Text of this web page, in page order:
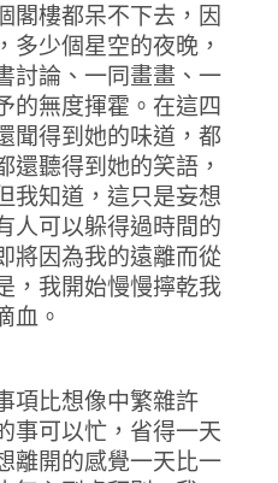
閣樓都呆不下去，因
多少個星空的夜晚，
討論、一同畫畫、一
的無度揮霍。在這四
聞得到她的味道，都
還聽得到她的笑語，
我知道，這只是妄想
人可以躲得過時間的
將因為我的遠離而從
，我開始慢慢擰乾我
血。
項比想像中繁雜許
事可以忙，省得一天
離開的感覺一天比一